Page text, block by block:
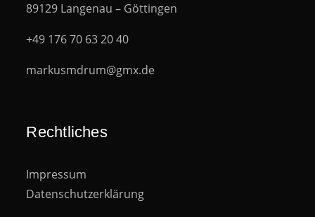
89129 Langenau – Göttingen
+49 176 70 63 20 40
markusmdrum@gmx.de
Rechtliches
Impressum
Datenschutzerklärung